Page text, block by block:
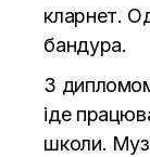
кларнет.
бандура.
З
іде
школи.